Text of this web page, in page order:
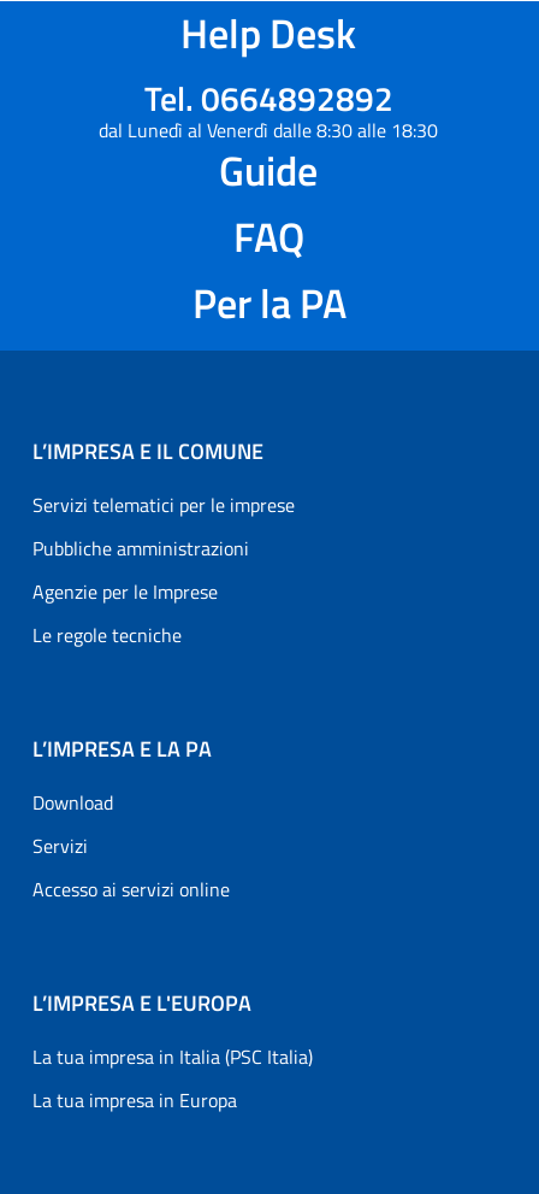
Help Desk
Tel. 0664892892
dal Lunedì al Venerdì dalle 8:30 alle 18:30
Guide
FAQ
Per la PA
L’IMPRESA E IL COMUNE
Servizi telematici per le imprese
Pubbliche amministrazioni
Agenzie per le Imprese
Le regole tecniche
L’IMPRESA E LA PA
Download
Servizi
Accesso ai servizi online
L’IMPRESA E L'EUROPA
La tua impresa in Italia (PSC Italia)
La tua impresa in Europa